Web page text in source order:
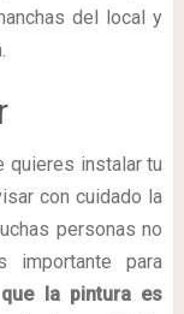
del local y
quieres instalar tu
con cuidado la
personas no
para
la pintura es